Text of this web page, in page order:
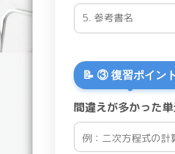
📝 ③ 復習ポイント
間違えが多かった